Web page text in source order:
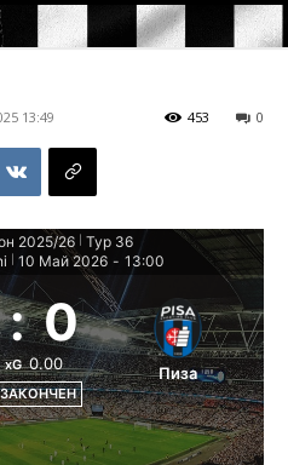
13:49 0
453
2025/26 Тур 36
10 Май 2026 - 13:00
: 0
xG 0.00
Пиза